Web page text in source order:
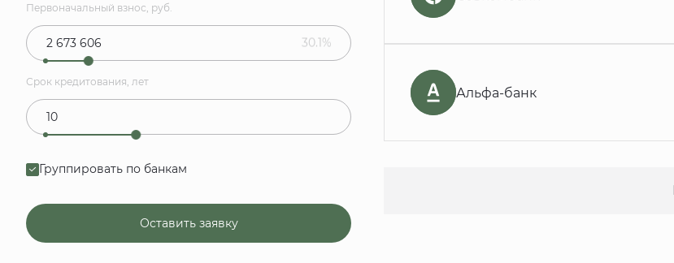
Первоначальный взнос, руб.
30.1%
Срок кредитования, лет
Группировать по банкам
Оставить заявку
Альфа-банк